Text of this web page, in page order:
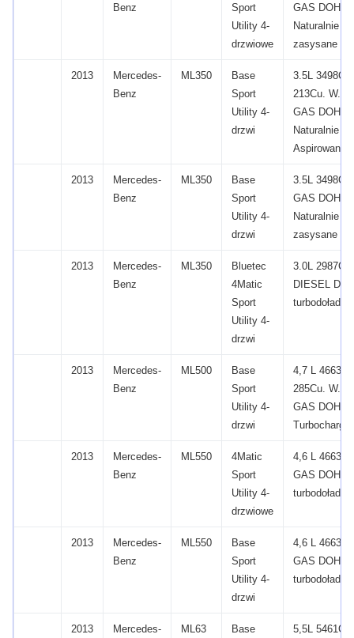
Benz
Sport
Utility 4-
drzwiowe
GAS DOHC
Naturalnie
zasysane
2013
Mercedes-
Benz
ML350
Base
Sport
Utility 4-
drzwi
3.5L 3498CC
213Cu. W.
GAS DOHC
Naturalnie
Aspirowane
2013
Mercedes-
Benz
ML350
Base
Sport
Utility 4-
drzwi
3.5L
GAS DOHC
Naturalnie
zasysane
2013
Mercedes-
Benz
ML350
Bluetec
4Matic
Sport
Utility 4-
drzwi
3.0L
DIESEL
2013
Mercedes-
Benz
ML500
Base
Sport
Utility 4-
drzwi
4,7 L
285Cu. W.
GAS DOHC
2013
Mercedes-
Benz
ML550
4Matic
Sport
Utility 4-
drzwiowe
4,6 L
GAS DOHC
2013
Mercedes-
Benz
ML550
Base
Sport
Utility 4-
drzwi
4,6 L
GAS DOHC
2013 Mercedes- ML63 Base 5,5L 5461CC